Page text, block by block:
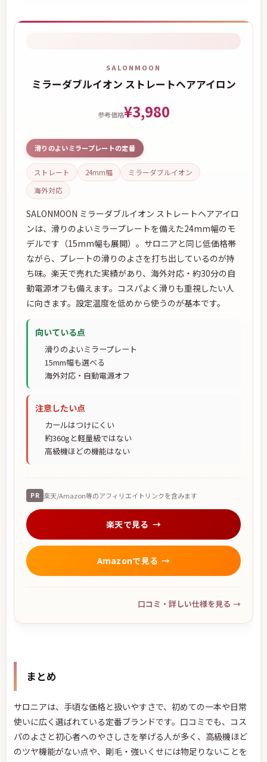
SALONMOON
ミラーダブルイオン ストレートヘアアイロン
参考価格¥3,980
滑りのよいミラープレートの定番
ストレート 24mm幅
ミラーダブルイオン
海外対応
SALONMOON ミラーダブルイオン ストレートヘアアイロ
ンは、滑りのよいミラープレートを備えた24mm幅のモ
デルです（15mm幅も展開）。サロニアと同じ低価格帯
ながら、プレートの滑りのよさを打ち出しているのが持
ち味。楽天で売れた実績があり、海外対応・約30分の自
動電源オフも備えます。コスパよく滑りも重視したい人
に向きます。設定温度を低めから使うのが基本です。
向いている点
滑りのよいミラープレート
15mm幅も選べる
海外対応・自動電源オフ
注意したい点
カールはつけにくい
約360gと軽量級ではない
高級機ほどの機能はない
PR 楽天/Amazon等のアフィリエイトリンクを含みます
楽天で見る
Amazonで見る
口コミ・詳しい仕様を見る →
まとめ
サロニアは、手頃な価格と扱いやすさで、初めての一本や日常
使いに広く選ばれている定番ブランドです。口コミでも、コス
パのよさと初心者へのやさしさを挙げる人が多く、高級機ほど
のツヤ機能がない点や、剛毛・強いくせには物足りないことを